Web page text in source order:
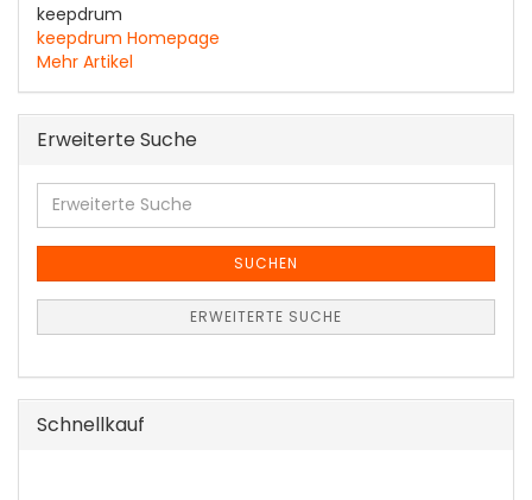
keepdrum
keepdrum Homepage
Mehr Artikel
Erweiterte Suche
Erweiterte
Suche
SUCHEN
ERWEITERTE SUCHE
Schnellkauf